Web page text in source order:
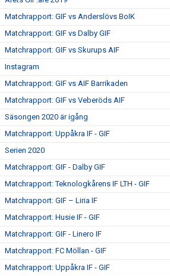
Matchrapport: GIF vs Anderslövs BoIK
Matchrapport: GIF vs Dalby GIF
Matchrapport: GIF vs Skurups AIF
Instagram
Matchrapport: GIF vs AIF Barrikaden
Matchrapport: GIF vs Veberöds AIF
Säsongen 2020 är igång
Matchrapport: Uppåkra IF - GIF
Serien 2020
Matchrapport: GIF - Dalby GIF
Matchrapport: Teknologkårens IF LTH - GIF
Matchrapport: GIF – Liria IF
Matchrapport: Husie IF - GIF
Matchrapport: GIF - Linero IF
Matchrapport: FC Möllan - GIF
Matchrapport: Uppåkra IF - GIF